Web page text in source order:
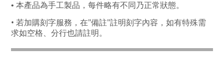
• 本產品為手工製品，每件略有不同乃正常狀態。
• 若加購刻字服務，在"備註"註明刻字內容，如有特殊需
求如空格、分行也請註明。